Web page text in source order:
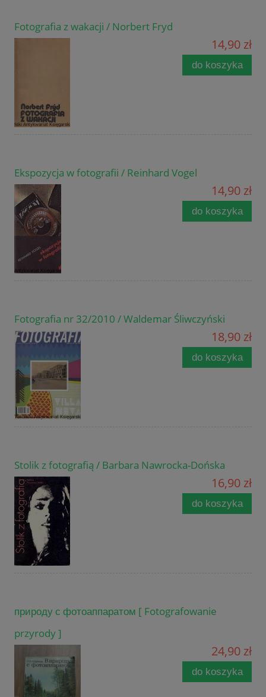
Fotografia z wakacji / Norbert Fryd
14,90 zł
do koszyka
Ekspozycja w fotografii / Reinhard Vogel
14,90 zł
do koszyka
Fotografia nr 32/2010 / Waldemar Śliwczyński
18,90 zł
do koszyka
Stolik z fotografią / Barbara Nawrocka-Dońska
16,90 zł
do koszyka
природу с фотоаппаратом [ Fotografowanie
przyrody ]
24,90 zł
do koszyka